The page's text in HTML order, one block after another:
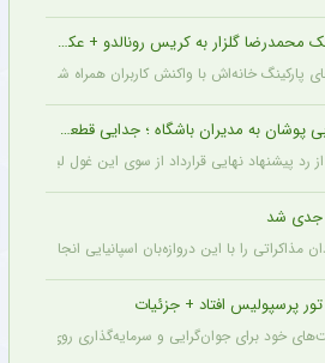
گلزار به کریس رونالدو + عکس
پارکینگ خانه‌اش با واکنش کاربران همراه شده و
به مدیران باشگاه ؛ جدایی قطعی است !
رد پیشنهاد نهایی قرارداد از سوی این غول لیگ
جدی شد
این دروازه‌بان اسپانیایی انجام داده و قرار است مذاکرات اوایل هفته نهایی
پرسپولیس افتاد + جزئیات
جوان‌گرایی و سرمایه‌گذاری روی استعدادهای آینده فوتبال